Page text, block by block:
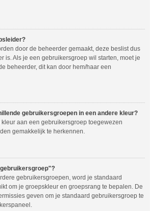
door de beheerder gemaakt, deze beslist dus
is. Als je een gebruikersgroep wil starten, moet je
beheerder, dit kan door hem/haar een
gebruikersgroepen in een andere kleur?
aan een gebruikersgroep toegewezen
gemakkelijk te herkennen.
gebruikersgroepen, word je standaard
om je groepskleur en groepsrang te bepalen. De
geven om je standaard gebruikersgroep te